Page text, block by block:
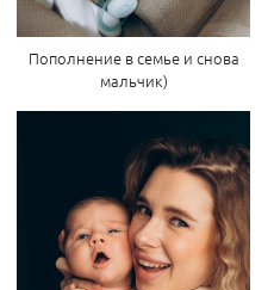
Пополнение в семье и снова
мальчик)